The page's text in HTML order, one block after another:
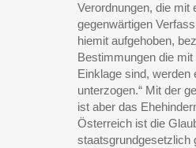
Verordnungen, die mit
gegenwärtigen
hiemit aufgehoben,
Bestimmungen die
Einklage sind,
unterzogen.“ Mit der
ist aber das
Österreich ist die
staatsgrundgesetzlich